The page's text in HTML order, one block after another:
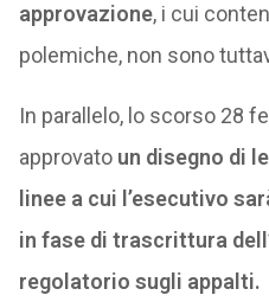
approvazione, i cui
polemiche, non sono
In parallelo, lo scorso 28
approvato un disegno di
linee a cui l’esecutivo
in fase di trascrittura
regolatorio sugli appalti.